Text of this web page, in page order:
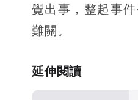
覺出事，整起事
難關。
延伸閱讀